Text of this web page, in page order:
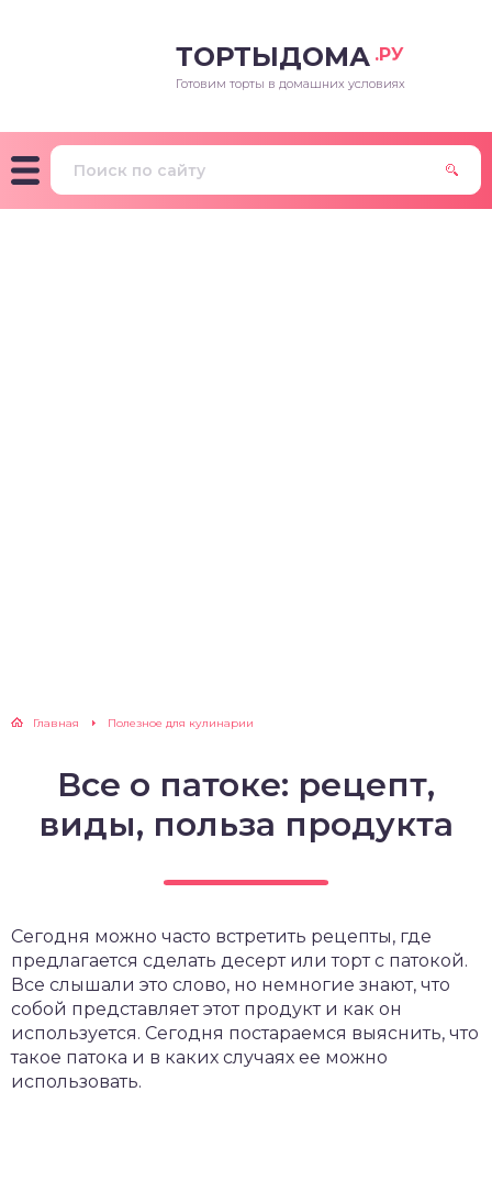
ТОРТЫДОМА .РУ
Готовим торты в домашних условиях
Главная Полезное для кулинарии
Все о патоке: рецепт,
виды, польза продукта
Сегодня можно часто встретить рецепты, где
предлагается сделать десерт или торт с патокой.
Все слышали это слово, но немногие знают, что
собой представляет этот продукт и как он
используется. Сегодня постараемся выяснить, что
такое патока и в каких случаях ее можно
использовать.